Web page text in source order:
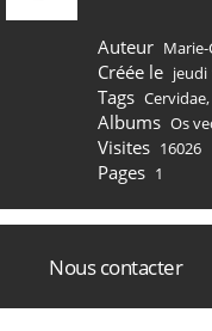
Auteur Marie-
Créée le jeudi
Tags Cervidae,
Albums Os
Visites 16026
Pages 1
Nous contacter